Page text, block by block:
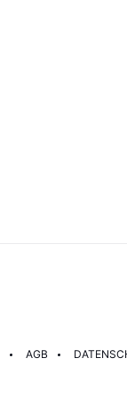
AGB